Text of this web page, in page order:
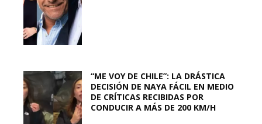
“ME VOY DE CHILE”: LA DRÁSTICA
DECISIÓN DE NAYA FÁCIL EN MEDIO
DE CRÍTICAS RECIBIDAS POR
CONDUCIR A MÁS DE 200 KM/H